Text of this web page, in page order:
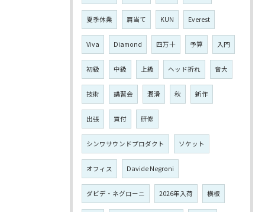
夏季休業 肩当て KUN Everest
Viva Diamond 四万十 予算 入門
初級 中級 上級 ヘッド折れ 音大
技術 講習会 潤滑 秋 新作
出張 買付 研修
シンワサウンドプロダクト ソケット
オフィス Davide Negroni
ダビデ・ネグローニ 2026年入荷 横板